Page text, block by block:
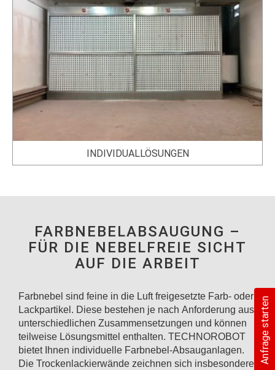
Anfrage starten
INDIVIDUALLÖSUNGEN
FARBNEBELABSAUGUNG –
FÜR DIE NEBELFREIE SICHT
AUF DIE ARBEIT
Farbnebel sind feine in die Luft freigesetzte Farb- oder
Lackpartikel. Diese bestehen je nach Anforderung aus
unterschiedlichen Zusammensetzungen und können
teilweise Lösungsmittel enthalten. TECHNOROBOT
bietet Ihnen individuelle Farbnebel-Absauganlagen.
Die Trockenlackierwände zeichnen sich insbesondere